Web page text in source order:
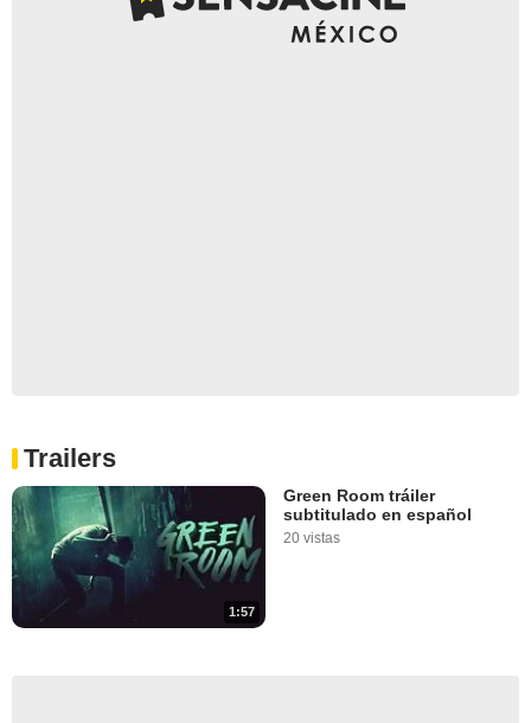
Trailers
1:57
Green Room tráiler
subtitulado en español
20 vistas